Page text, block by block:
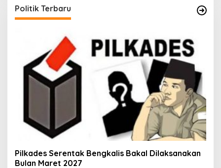
Politik Terbaru
Pilkades Serentak Bengkalis Bakal Dilaksanakan
Bulan Maret 2027